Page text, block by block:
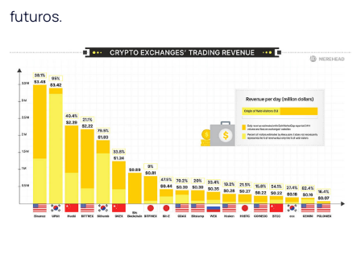
futuros.